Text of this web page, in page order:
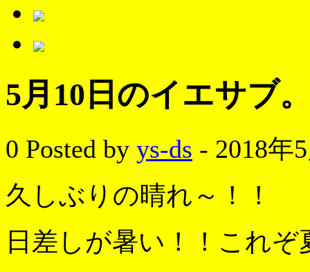
5月10日のイエサブ
0 Posted by ys-ds - 2018年
久しぶりの晴れ～！！
日差しが暑い！！これぞ